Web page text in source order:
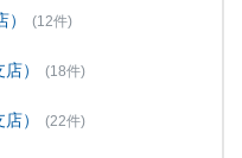
(12件)
） (18件)
） (22件)